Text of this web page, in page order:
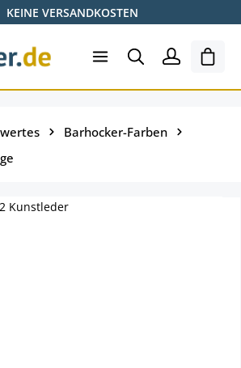
KEINE VERSANDKOSTEN
Barhocker-Farben